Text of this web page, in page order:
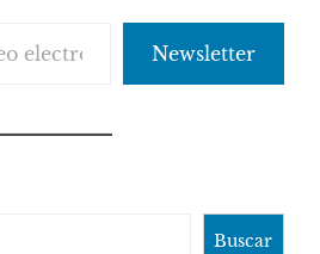
Newsletter
Buscar